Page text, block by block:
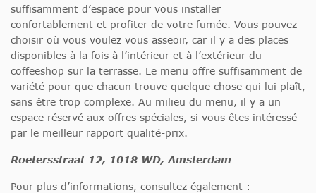
suffisamment d’espace pour vous installer
confortablement et profiter de votre fumée. Vous pouvez
choisir où vous voulez vous asseoir, car il y a des places
disponibles à la fois à l’intérieur et à l’extérieur du
coffeeshop sur la terrasse. Le menu offre suffisamment de
variété pour que chacun trouve quelque chose qui lui plaît,
sans être trop complexe. Au milieu du menu, il y a un
espace réservé aux offres spéciales, si vous êtes intéressé
par le meilleur rapport qualité-prix.
Roetersstraat 12, 1018 WD, Amsterdam
Pour plus d’informations, consultez également :